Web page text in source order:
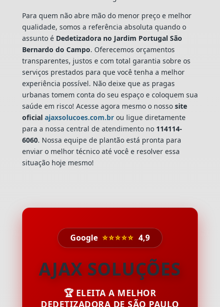
Para quem não abre mão do menor preço e melhor
qualidade, somos a referência absoluta quando o
assunto é Dedetizadora no Jardim Portugal São
Bernardo do Campo. Oferecemos orçamentos
transparentes, justos e com total garantia sobre os
serviços prestados para que você tenha a melhor
experiência possível. Não deixe que as pragas
urbanas tomem conta do seu espaço e coloquem sua
saúde em risco! Acesse agora mesmo o nossosite
oficial ajaxsolucoes.com.brou ligue diretamente
para a nossa central de atendimento no 114114-
6060. Nossa equipe de plantão está pronta para
enviar o melhor técnico até você e resolver essa
situação hoje mesmo!
Google ⭐⭐⭐⭐⭐ 4,9
AJAX SOLUÇÕES
🏆 ELEITA A MELHOR
DEDETIZADORA DE SÃO PAULO